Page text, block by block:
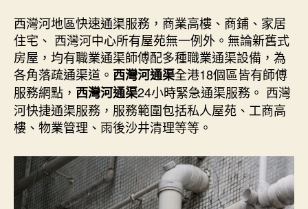
西灣河地區快速通渠服務，商業高樓、商鋪、家居
住宅、 西灣河中心所有屋苑無一例外。無論新舊式
房屋，均有職業通渠師傅配多種職業通渠設備，為
各角落疏通渠道。 西灣河通渠全港18個區皆有師傅
服務網點， 西灣河通渠24小時緊急通渠服務。 西灣
河快捷通渠服務，服務範圍包括私人屋苑、工商高
樓、物業管理、雨後沙井清理等等。